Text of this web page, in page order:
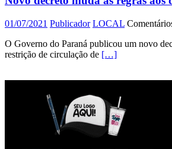
01/07/2021 Publicador LOCAL
O Governo do Paraná publicou um novo
restrição de circulação de […]